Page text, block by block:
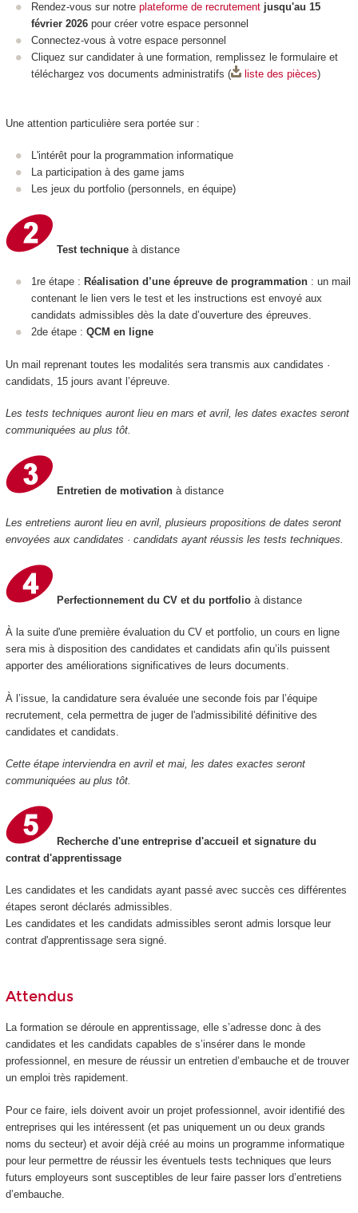
Rendez-vous sur notre plateforme de recrutement jusqu'au 15
février 2026 pour créer votre espace personnel
Connectez-vous à votre espace personnel
Cliquez sur candidater à une formation, remplissez le formulaire et
téléchargez vos documents administratifs (
liste des pièces)
Une attention particulière sera portée sur :
L'intérêt pour la programmation informatique
La participation à des game jams
Les jeux du portfolio (personnels, en équipe)
Test technique à distance
1re étape : Réalisation d’une épreuve de programmation : un mail
contenant le lien vers le test et les instructions est envoyé aux
candidats admissibles dès la date d’ouverture des épreuves.
2de étape : QCM en ligne
Un mail reprenant toutes les modalités sera transmis aux candidates ·
candidats, 15 jours avant l’épreuve.
Les tests techniques auront lieu en mars et avril, les dates exactes seront
communiquées au plus tôt.
Entretien de motivationà distance
Les entretiens auront lieu en avril, plusieurs propositions de dates seront
envoyées aux candidates · candidats ayant réussis les tests techniques.
Perfectionnement du CV et du portfolioà distance
À la suite d'une première évaluation du CV et portfolio, un cours en ligne
sera mis à disposition des candidates et candidats afin qu’ils puissent
apporter des améliorations significatives de leurs documents.
À l’issue, la candidature sera évaluée une seconde fois par l’équipe
recrutement, cela permettra de juger de l'admissibilité définitive des
candidates et candidats.
Cette étape interviendra en avril et mai, les dates exactes seront
communiquées au plus tôt.
Recherche d'une entreprise d'accueil et signature du
contrat d'apprentissage
Les candidates et les candidats ayant passé avec succès ces différentes
étapes seront déclarés admissibles.
Les candidates et les candidats admissibles seront admis lorsque leur
contrat d'apprentissage sera signé.
Attendus
La formation se déroule en apprentissage, elle s’adresse donc à des
candidates et les candidats capables de s’insérer dans le monde
professionnel, en mesure de réussir un entretien d’embauche et de trouver
un emploi très rapidement.
Pour ce faire, iels doivent avoir un projet professionnel, avoir identifié des
entreprises qui les intéressent (et pas uniquement un ou deux grands
noms du secteur) et avoir déjà créé au moins un programme informatique
pour leur permettre de réussir les éventuels tests techniques que leurs
futurs employeurs sont susceptibles de leur faire passer lors d’entretiens
d’embauche.